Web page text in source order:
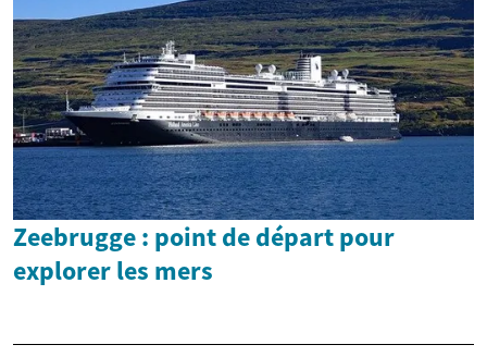
Zeebrugge : point de départ pour
explorer les mers